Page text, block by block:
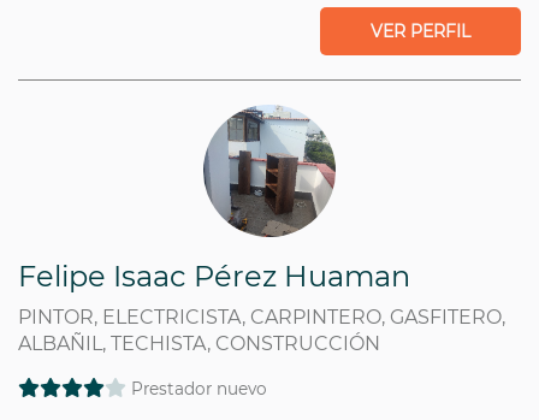
VER PERFIL
Felipe Isaac Pérez Huaman
PINTOR, ELECTRICISTA, CARPINTERO, GASFITERO,
ALBAÑIL, TECHISTA, CONSTRUCCIÓN
Prestador nuevo